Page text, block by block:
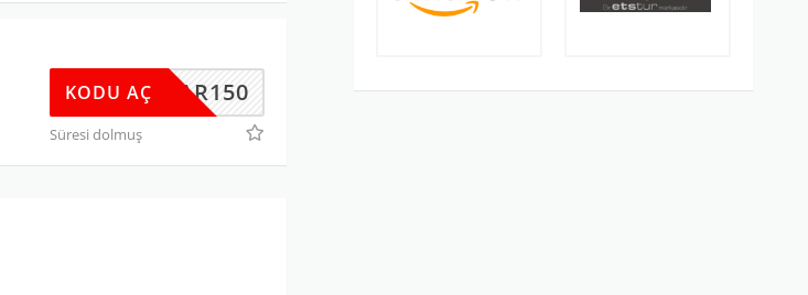
BAHAR150
KODU AÇ
Süresi dolmuş